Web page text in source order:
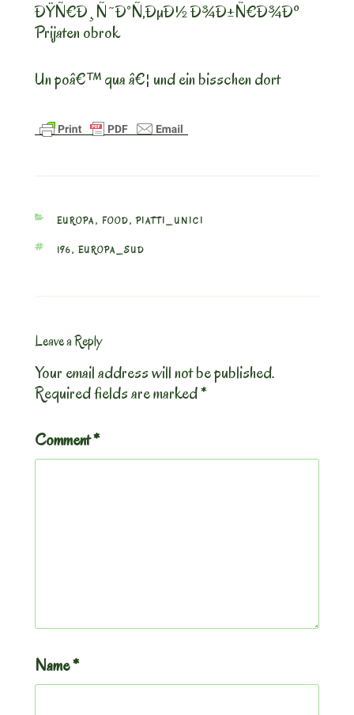
ÐŸÑ€Ð¸Ñ˜Ð°Ñ‚ÐµÐ½ Ð¾Ð±Ñ€Ð¾Ðº
Prijaten obrok
Un poâ€™ qua â€¦ und ein bisschen dort
CATEGORIES
EUROPA, FOOD,PIATTI_UNICI
TAGS
196, EUROPA_SUD
Leave a Reply
Your email address will not be published.
Required fields are marked*
Comment*
Name*